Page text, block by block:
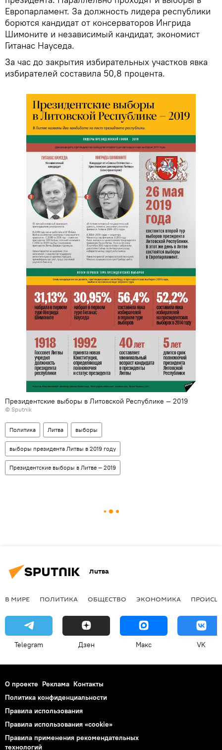
Европарламент. За должность лидера республики
борются кандидат от консерваторов Ингрида
Шимоните и независимый кандидат, экономист
Гитанас Науседа.
За час до закрытия избирательных участков явка
избирателей составила 50,8 процента.
Президентские выборы в Литовской Республике — 2019
© Sputnik
Политика Литва выборы
выборы президента Литвы в 2019 году
Президентские выборы в Литве — 2019
Литва
В МИРЕ ПОЛИТИКА ОБЩЕСТВО ЭКОНОМИКА
Telegram Дзен Макс VK
О проекте Реклама Контакты
Политика конфиденциальности
Правила использования
Правила использования «cookie»
Правила применения рекомендательных
технологий